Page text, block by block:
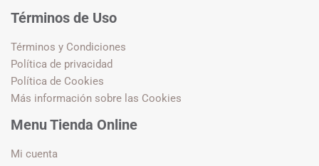
Términos de Uso
Términos y Condiciones
Política de privacidad
Política de Cookies
Más información sobre las Cookies
Menu Tienda Online
Mi cuenta